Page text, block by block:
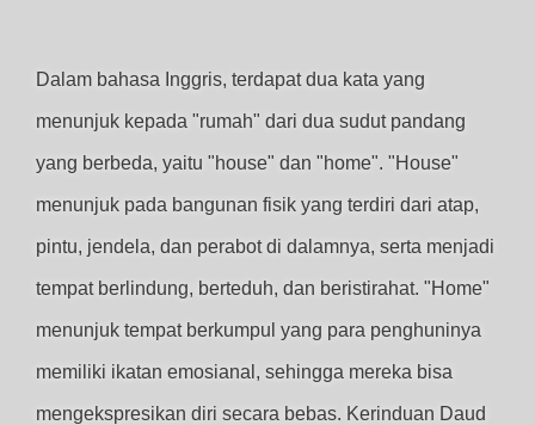
Dalam bahasa Inggris, terdapat dua kata yang
menunjuk kepada "rumah" dari dua sudut pandang
yang berbeda, yaitu "house" dan "home". "House"
menunjuk pada bangunan fisik yang terdiri dari atap,
pintu, jendela, dan perabot di dalamnya, serta menjadi
tempat berlindung, berteduh, dan beristirahat. "Home"
menunjuk tempat berkumpul yang para penghuninya
memiliki ikatan emosianal, sehingga mereka bisa
mengekspresikan diri secara bebas. Kerinduan Daud